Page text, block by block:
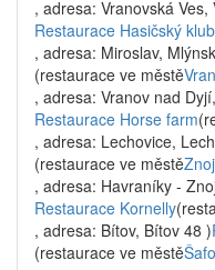
, adresa: Vranovská Ves,
Restaurace Hasičský klub
, adresa: Miroslav,
(restaurace ve městě
, adresa: Vranov nad
Restaurace Horse farm
, adresa: Lechovice,
(restaurace ve městě
, adresa: Havraníky -
Restaurace Kornelly
, adresa: Bítov, Bítov 48 )
(restaurace ve městě